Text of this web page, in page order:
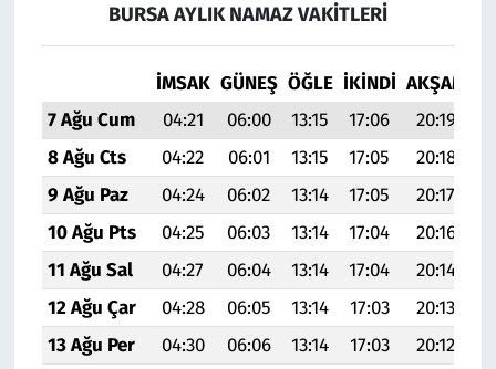
BURSA AYLIK NAMAZ VAKITLERI
İMSAK GÜNEŞ ÖĞLE İKINDI AKŞAM
7 Ağu Cum
04:21 06:00 13:15 17:06 20:19
8 Ağu Cts
04:22 06:01 13:15 17:05 20:18
9 Ağu Paz
04:24 06:02 13:14 17:05 20:17
10 Ağu Pts
04:25 06:03 13:14 17:04 20:16
11 Ağu Sal
04:27 06:04 13:14 17:04 20:14
12 Ağu Çar
04:28 06:05 13:14 17:03 20:13
13 Ağu Per
04:30 06:06 13:14 17:03 20:12